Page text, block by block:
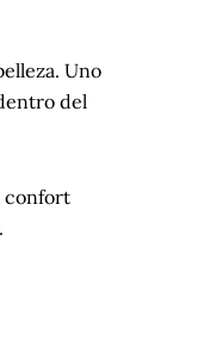
Uno
del
confort